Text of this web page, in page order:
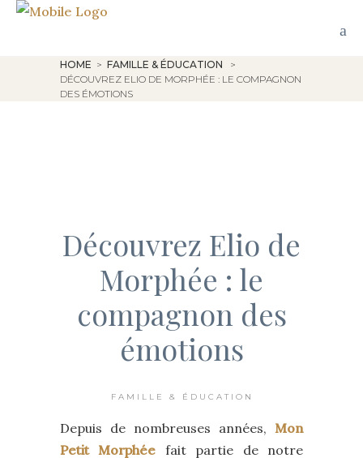
HOME > FAMILLE & ÉDUCATION
>
DÉCOUVREZ ELIO DE MORPHÉE : LE COMPAGNON
DES ÉMOTIONS
Découvrez Elio de
Morphée : le
compagnon des
émotions
FAMILLE & ÉDUCATION
Depuis de nombreuses années, Mon
Petit Morphée fait partie de notre